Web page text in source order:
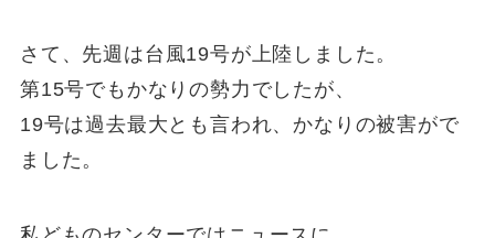
さて、先週は台風19号が上陸しました。
第15号でもかなりの勢力でしたが、
19号は過去最大とも言われ、かなりの被害がで
ました。